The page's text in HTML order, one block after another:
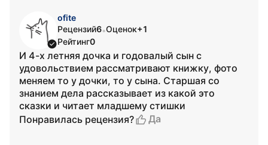
ofite
Рецензий6•Оценок+1
Рейтинг0
И 4-х летняя дочка и годовалый сын с
удовольствием рассматривают книжку, фото
меняем то у дочки, то у сына. Старшая со
знанием дела рассказывает из какой это
сказки и читает младшему стишки
Понравилась рецензия?
Да